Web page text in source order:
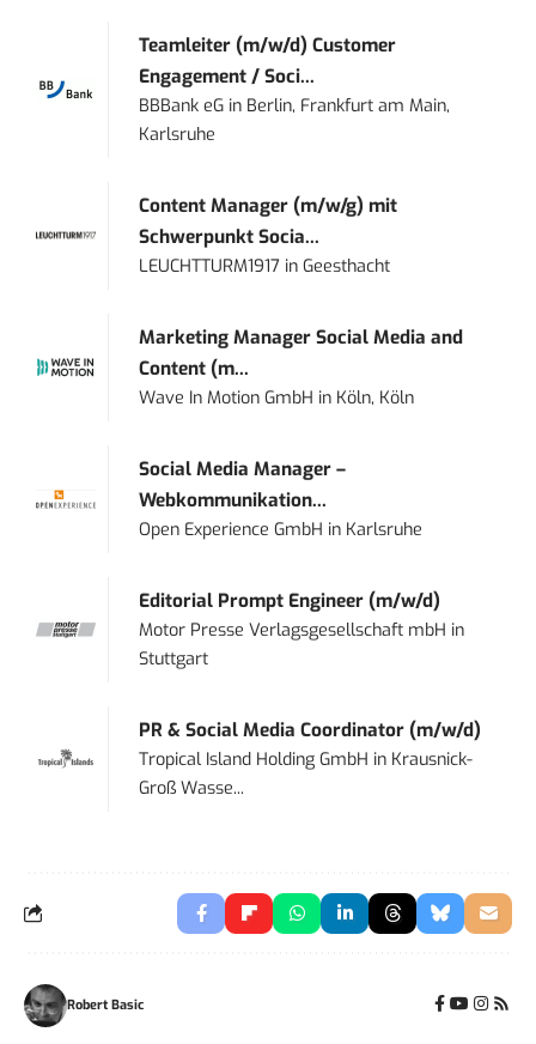
Teamleiter (m/w/d) Customer
Engagement / Soci...
BBBank eG in Berlin, Frankfurt am Main,
Karlsruhe
Content Manager (m/w/g) mit
Schwerpunkt Socia...
LEUCHTTURM1917 inGeesthacht
Marketing Manager Social Media and
Content (m...
Wave In Motion GmbH in Köln, Köln
Social Media Manager –
Webkommunikation...
Open Experience GmbH in Karlsruhe
Editorial Prompt Engineer (m/w/d)
Motor Presse Verlagsgesellschaft mbH in
Stuttgart
PR & Social Media Coordinator (m/w/d)
Tropical Island Holding GmbH in Krausnick-
Groß Wasse...
Robert Basic